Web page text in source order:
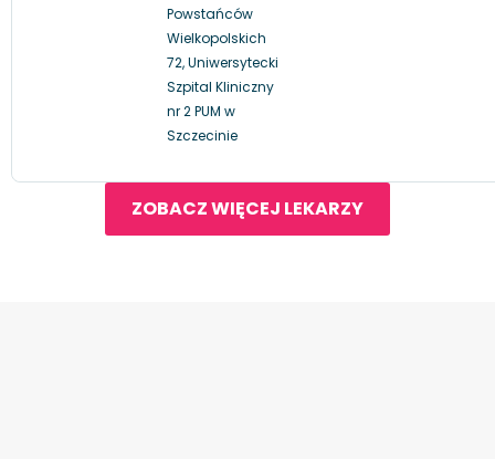
Powstańców
Wielkopolskich
72, Uniwersytecki
Szpital Kliniczny
nr 2 PUM w
Szczecinie
ZOBACZ WIĘCEJ LEKARZY